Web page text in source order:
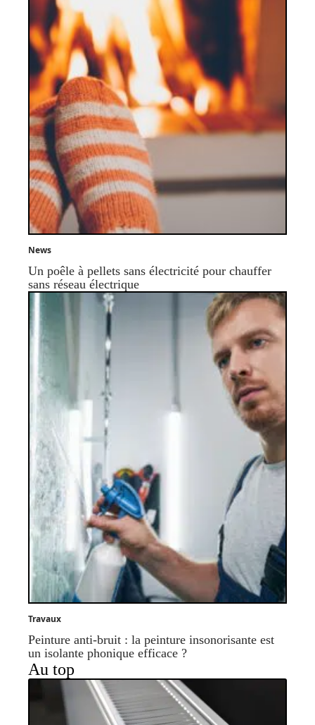
News
Un poêle à pellets sans électricité pour chauffer
sans réseau électrique
Travaux
Peinture anti-bruit : la peinture insonorisante est
un isolante phonique efficace ?
Au top